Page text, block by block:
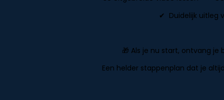
✔ Duidelijk uitleg
🎁 Als je nu start, ontvang
Een helder stappenplan dat je